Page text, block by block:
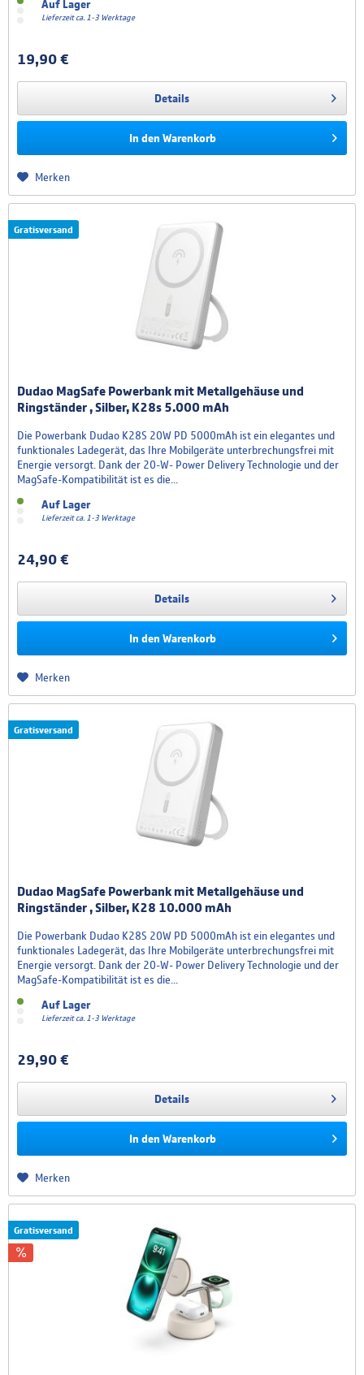
Auf Lager
Lieferzeit ca. 1-3 Werktage
19,90 €
Details
In den Warenkorb
Merken
Gratisversand
Dudao MagSafe Powerbank mit Metallgehäuse und
Ringständer , Silber, K28s 5.000 mAh
Die Powerbank Dudao K28S 20W PD 5000mAh ist ein elegantes und
funktionales Ladegerät, das Ihre Mobilgeräte unterbrechungsfrei mit
Energie versorgt. Dank der 20-W- Power Delivery Technologie und der
MagSafe-Kompatibilität ist es die...
Auf Lager
Lieferzeit ca. 1-3 Werktage
24,90 €
Details
In den Warenkorb
Merken
Gratisversand
Dudao MagSafe Powerbank mit Metallgehäuse und
Ringständer , Silber, K28 10.000 mAh
Die Powerbank Dudao K28S 20W PD 5000mAh ist ein elegantes und
funktionales Ladegerät, das Ihre Mobilgeräte unterbrechungsfrei mit
Energie versorgt. Dank der 20-W- Power Delivery Technologie und der
MagSafe-Kompatibilität ist es die...
Auf Lager
Lieferzeit ca. 1-3 Werktage
29,90 €
Details
In den Warenkorb
Merken
Gratisversand